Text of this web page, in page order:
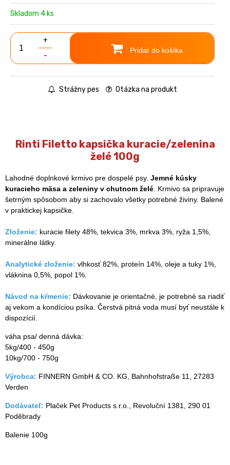
Skladom 4 ks
+
-
Pridať do košíka
Strážny pes Otázka na produkt
Rinti Filetto kapsička kuracie/zelenina
želé 100g
Lahodné doplnkové krmivo pre dospelé psy. Jemné kúsky
kuracieho mäsa a zeleniny v chutnom želé . Krmivo sa pripravuje
šetrným spôsobom aby si zachovalo všetky potrebné živiny. Balené
v praktickej kapsičke.
Zloženie: kuracie filety 48%, tekvica 3%, mrkva 3%, ryža 1,5%,
minerálne látky.
Analytické zloženie: vlhkosť 82%, proteín 14%, oleje a tuky 1%,
vláknina 0,5%, popol 1%.
Návod na kŕmenie: Dávkovanie je orientačné, je potrebné sa riadiť
aj vekom a kondíciou psíka. Čerstvá pitná voda musí byť neustále k
dispozícií.
váha psa/ denná dávka:
5kg/400 - 450g
10kg/700 - 750g
Výrobca: FINNERN GmbH & CO. KG, Bahnhofstraße 11, 27283
Verden
Dodávateľ: Plaček Pet Products s.r.o., Revoluční 1381, 290 01
Poděbrady
Balenie 100g